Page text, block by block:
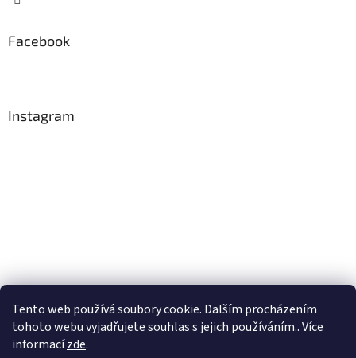
Tento web používá soubory cookie. Dalším procházením
tohoto webu vyjadřujete souhlas s jejich používáním.. Více
informacízde.
Facebook
Instagram
Sledovat na Instagramu